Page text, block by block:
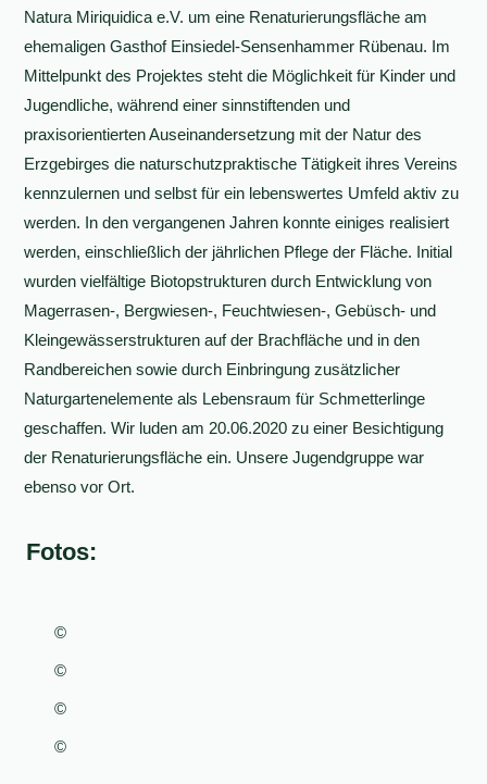
Natura Miriquidica e.V. um eine Renaturierungsfläche am
ehemaligen Gasthof Einsiedel-Sensenhammer Rübenau. Im
Mittelpunkt des Projektes steht die Möglichkeit für Kinder und
Jugendliche, während einer sinnstiftenden und
praxisorientierten Auseinandersetzung mit der Natur des
Erzgebirges die naturschutzpraktische Tätigkeit ihres Vereins
kennzulernen und selbst für ein lebenswertes Umfeld aktiv zu
werden. In den vergangenen Jahren konnte einiges realisiert
werden, einschließlich der jährlichen Pflege der Fläche. Initial
wurden vielfältige Biotopstrukturen durch Entwicklung von
Magerrasen-, Bergwiesen-, Feuchtwiesen-, Gebüsch- und
Kleingewässerstrukturen auf der Brachfläche und in den
Randbereichen sowie durch Einbringung zusätzlicher
Naturgartenelemente als Lebensraum für Schmetterlinge
geschaffen. Wir luden am 20.06.2020 zu einer Besichtigung
der Renaturierungsfläche ein. Unsere Jugendgruppe war
ebenso vor Ort.
Fotos:
©
©
©
©